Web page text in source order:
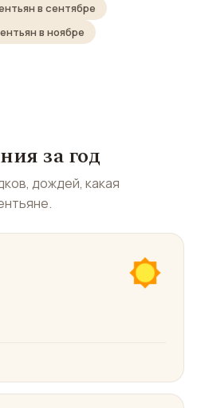
в сентябре
в ноябре
за год
дождей, какая